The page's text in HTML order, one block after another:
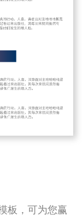
板，可为您赢